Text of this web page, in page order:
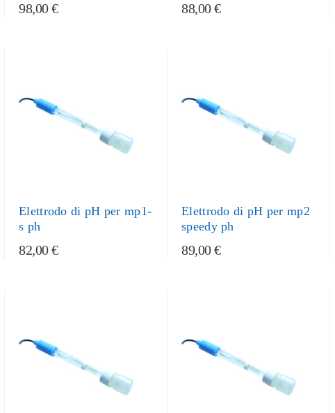
98,00 € 88,00 €
Elettrodo di pH per mp1-
s ph
82,00 €
Elettrodo di pH per mp2
speedy ph
89,00 €